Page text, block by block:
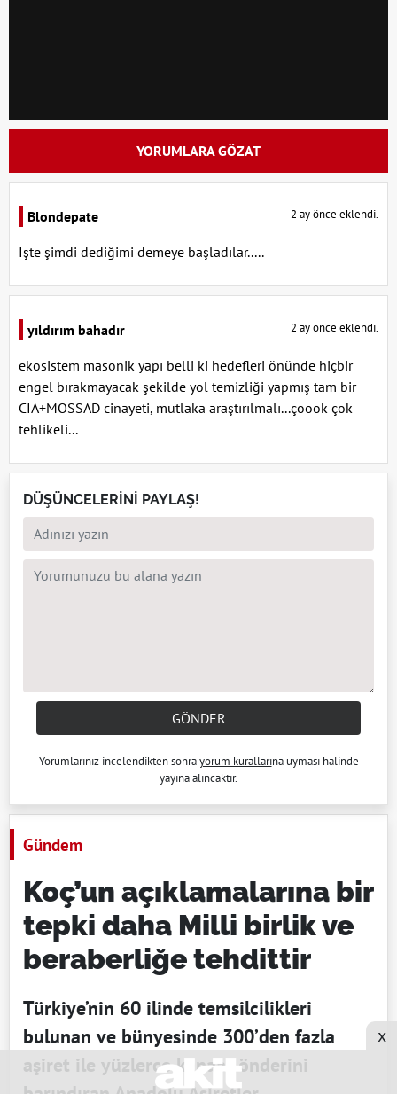
YORUMLARA GÖZAT
Blondepate 2 ay önce eklendi.
İşte şimdi dediğimi demeye başladılar.....
yıldırım bahadır 2 ay önce eklendi.
ekosistem masonik yapı belli ki hedefleri önünde hiçbir
engel bırakmayacak şekilde yol temizliği yapmış tam bir
CIA+MOSSAD cinayeti, mutlaka araştırılmalı...çoook çok
tehlikeli...
DÜŞÜNCELERİNİ PAYLAŞ!
GÖNDER
Yorumlarınız incelendikten sonrayorum kurallarına uyması halinde
yayına alıncaktır.
Gündem
Koç’un açıklamalarına bir
tepki daha Milli birlik ve
beraberliğe tehdittir
Türkiye’nin 60 ilinde temsilcilikleri
bulunan ve bünyesinde 300’den fazla
aşiret ile yüzlerce kanaat önderini
x